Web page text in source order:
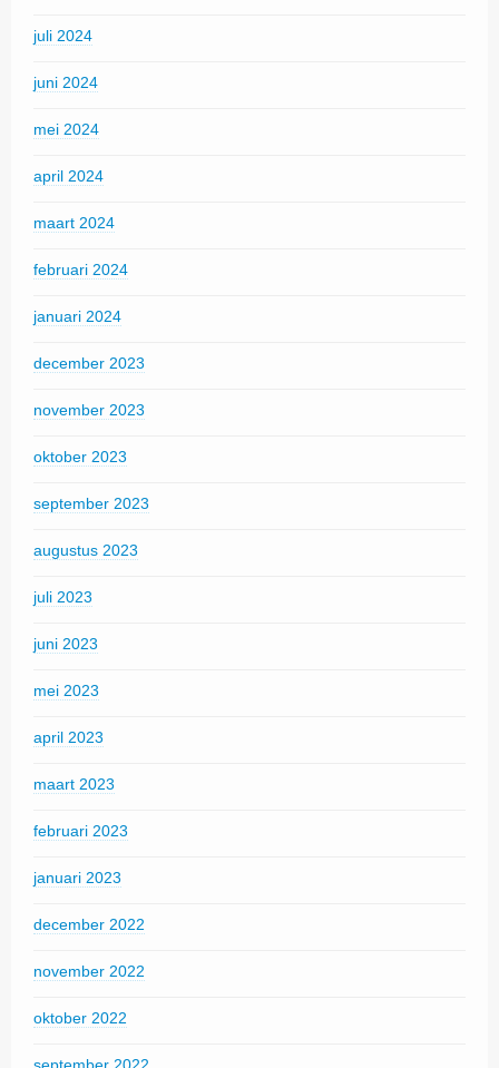
juli 2024
juni 2024
mei 2024
april 2024
maart 2024
februari 2024
januari 2024
december 2023
november 2023
oktober 2023
september 2023
augustus 2023
juli 2023
juni 2023
mei 2023
april 2023
maart 2023
februari 2023
januari 2023
december 2022
november 2022
oktober 2022